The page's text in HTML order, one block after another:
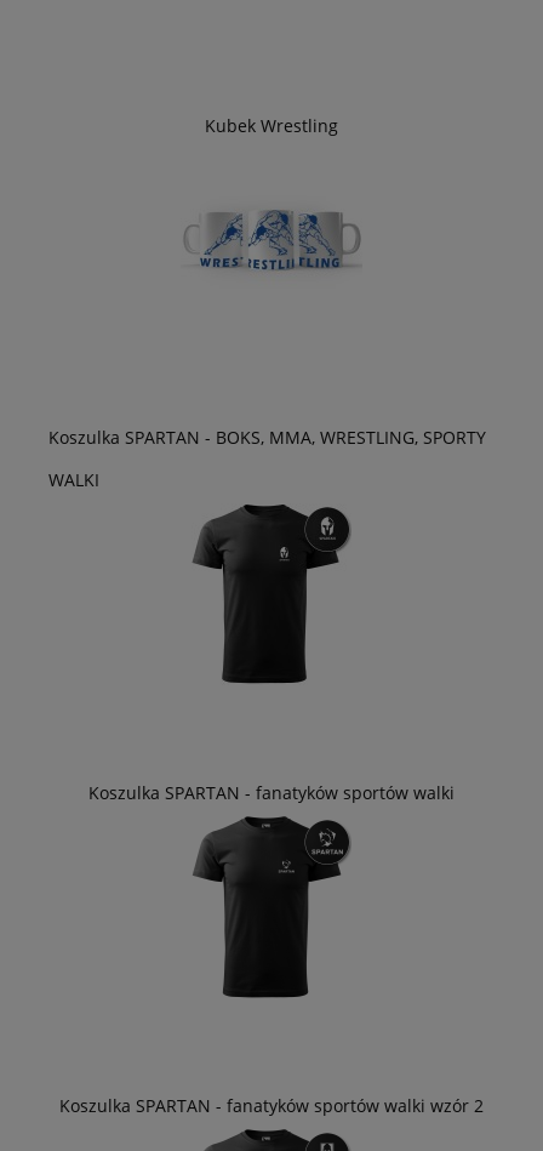
Kubek Wrestling
Koszulka SPARTAN - BOKS, MMA, WRESTLING, SPORTY
WALKI
Koszulka SPARTAN - fanatyków sportów walki
Koszulka SPARTAN - fanatyków sportów walki wzór 2